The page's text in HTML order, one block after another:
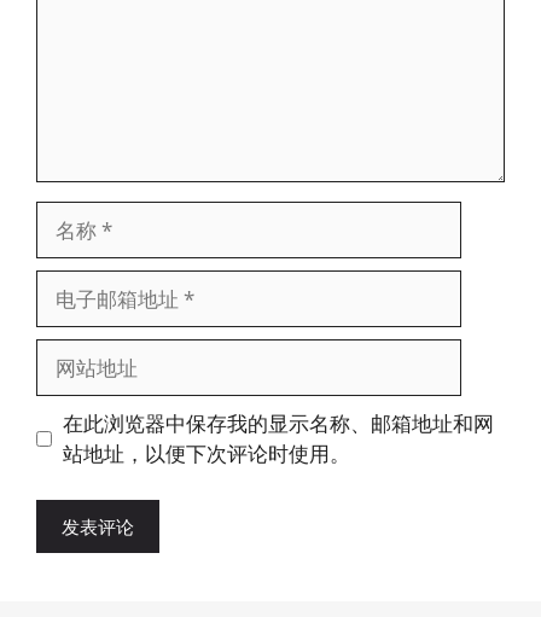
邮
地
址
址
在此浏览器中保存我的显示名称、邮箱地址和网
站地址，以便下次评论时使用。